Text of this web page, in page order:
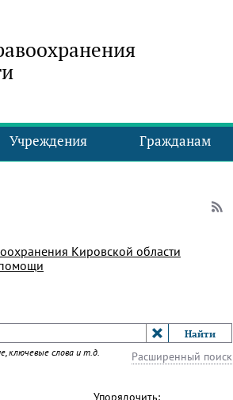
Учреждения Гражданам
Кировской области
ключевые слова и т.д. Расширенный поиск
Упорядочить: